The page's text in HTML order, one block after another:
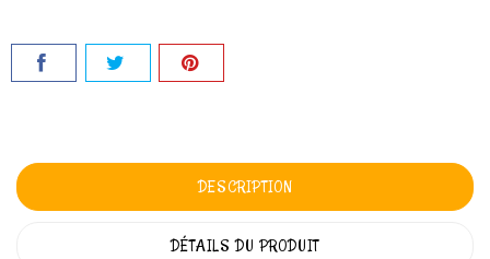
DESCRIPTION
DÉTAILS DU PRODUIT